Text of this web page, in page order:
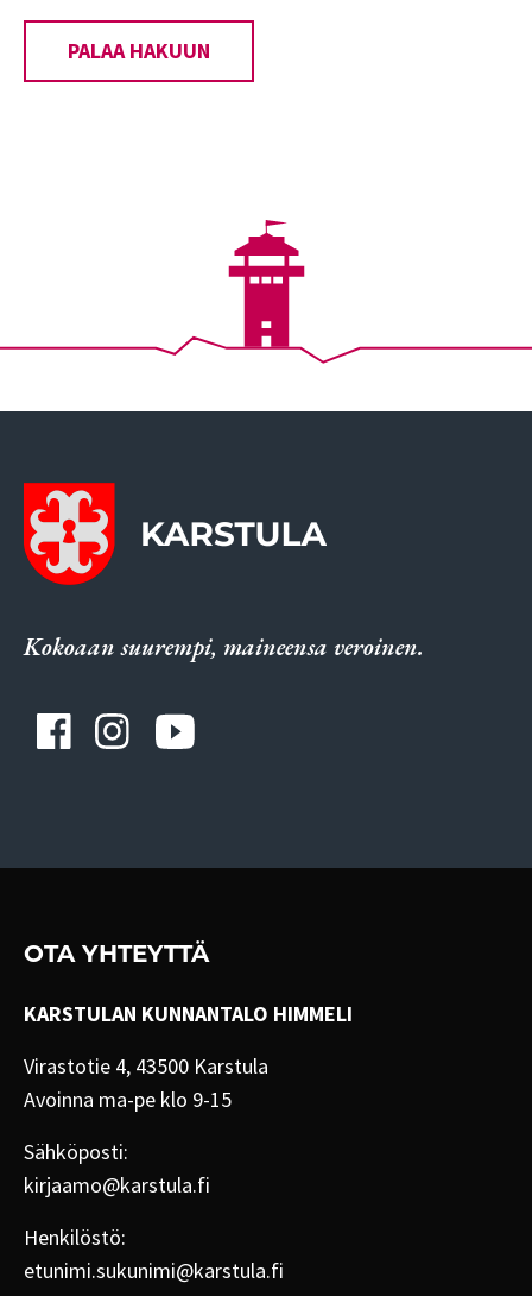
PALAA HAKUUN
Kokoaan suurempi, maineensa veroinen.
OTA YHTEYTTÄ
KARSTULAN KUNNANTALO HIMMELI
Virastotie 4, 43500 Karstula
Avoinna ma-pe klo 9-15
Sähköposti:
kirjaamo@karstula.fi
Henkilöstö:
etunimi.sukunimi@karstula.fi